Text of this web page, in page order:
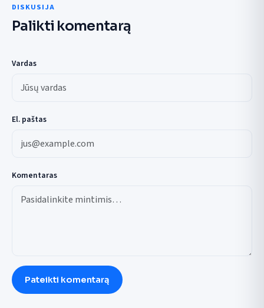
DISKUSIJA
Palikti komentarą
Vardas
El. paštas
Komentaras
Pateikti komentarą